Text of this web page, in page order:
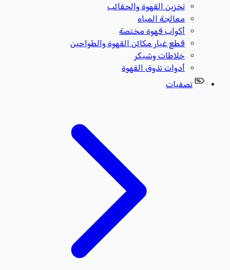
تخزين القهوة والحقائب
معالجة المياه
أكواب قهوة مختصة
قطع غيار مكائن القهوة والطواحين
خلاطات وشيكر
أدوات تذوق القهوة
تصفيات